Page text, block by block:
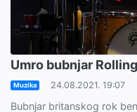
Umro bubnjar
Muzika 24.08.2021. 19:07
Bubnjar britanskog rok